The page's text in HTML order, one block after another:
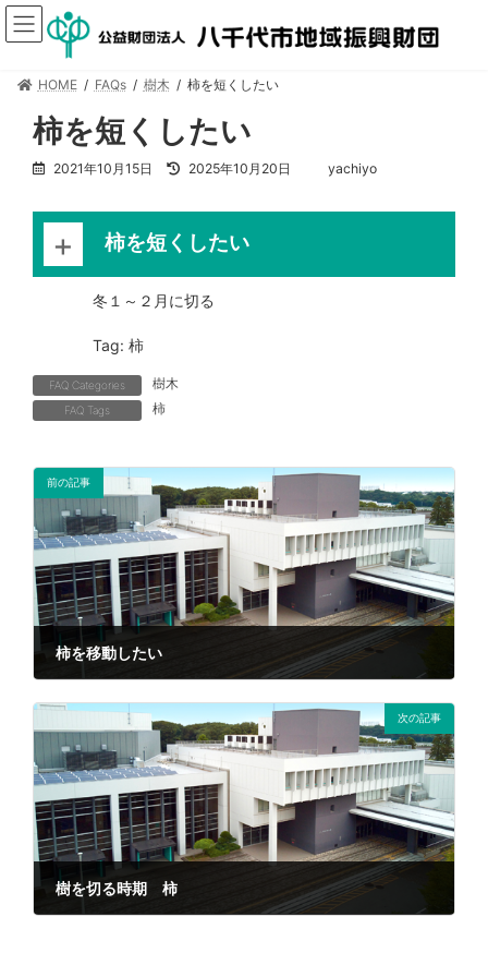
HOME FAQs 樹木 柿を短くしたい
柿を短くしたい
2021年10月15日 2025年10月20日 yachiyo
柿を短くしたい
冬１～２月に切る
Tag: 柿
FAQ Categories 樹木
FAQ Tags 柿
前の記事
柿を移動したい
次の記事
樹を切る時期 柿